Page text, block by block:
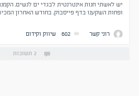
יש לאשתי חנות אינטרנטית לבגדי ים לנשים,
ופגע בחשיפות שלי אל משתמשים?
רוני קשר 602 שיווק וקידום
2 תשובות